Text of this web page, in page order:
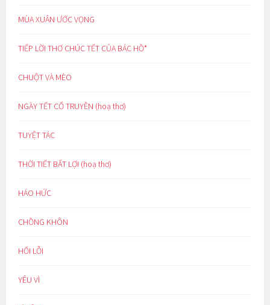
MÙA XUÂN ƯỚC VỌNG
TIẾP LỜI THƠ CHÚC TẾT CỦA BÁC HỒ*
CHUỘT VÀ MÈO
NGÀY TẾT CỔ TRUYỀN (hoạ thơ)
TUYỆT TÁC
THỜI TIẾT BẤT LỢI (hoạ thơ)
HÁO HỨC
CHỒNG KHÔN
HỐI LỖI
YÊU VÌ